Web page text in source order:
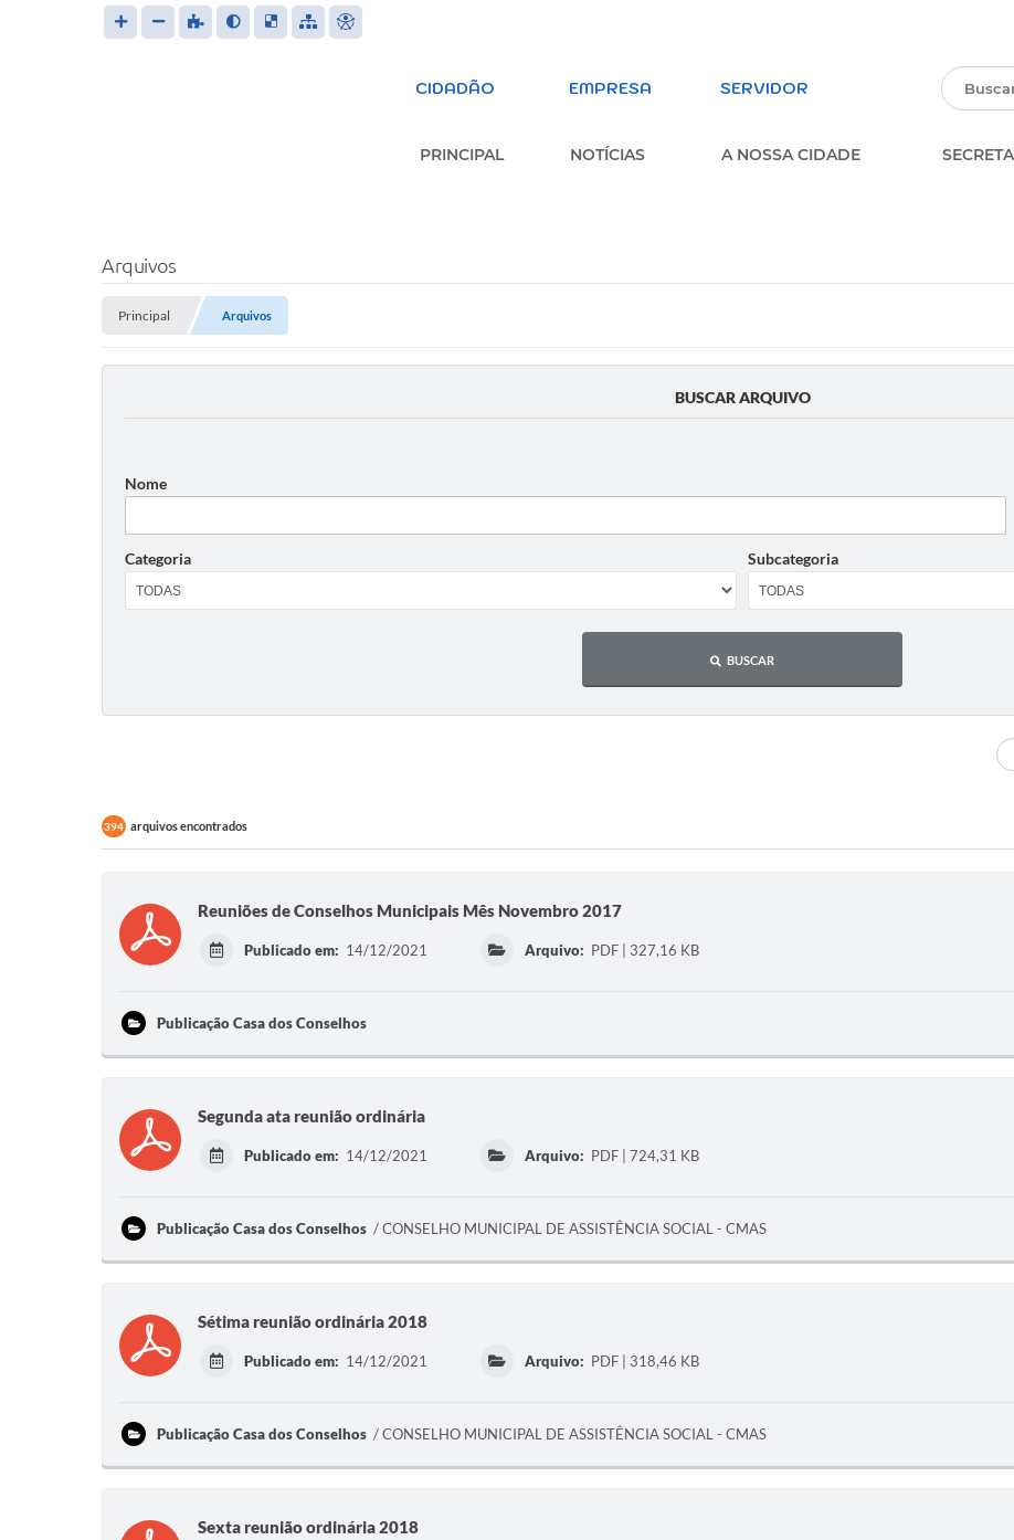
CIDADÃO EMPRESA SERVIDOR
PRINCIPAL NOTÍCIAS A NOSSA CIDADE
INSCRIÇÃO PARA
ELABORAÇÃO LDO 2027
FORMULÁRIO DE INSCRIÇÃO –
REMUNERADO
Arquivos
Principal Arquivos
BUSCAR ARQUIVO
Nome
Categoria Subcategoria
BUSCAR
394 arquivos encontrados
Reuniões de Conselhos Municipais Mês Novembro 2017
Publicado em: 14/12/2021 Arquivo: PDF | 327,16 KB
Publicação Casa dos Conselhos
Segunda ata reunião ordinária
Publicado em: 14/12/2021 Arquivo: PDF | 724,31 KB
Publicação Casa dos Conselhos CONSELHO MUNICIPAL DE ASSISTÊNCIA SOCIAL - CMAS
Sétima reunião ordinária 2018
Publicado em: 14/12/2021 Arquivo: PDF | 318,46 KB
Publicação Casa dos Conselhos CONSELHO MUNICIPAL DE ASSISTÊNCIA SOCIAL - CMAS
Sexta reunião ordinária 2018